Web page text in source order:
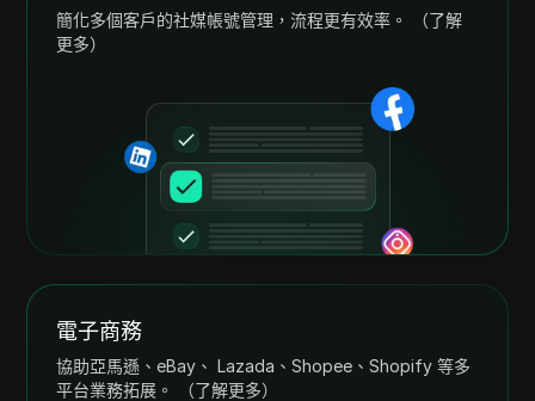
簡化多個客戶的社媒帳號管理，流程更有效率。 （了解
更多）
電子商務
協助亞馬遜、eBay、 Lazada、Shopee、Shopify 等多
平台業務拓展。 （了解更多）